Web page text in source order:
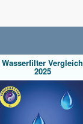
Wasserfilter Vergleich
2025